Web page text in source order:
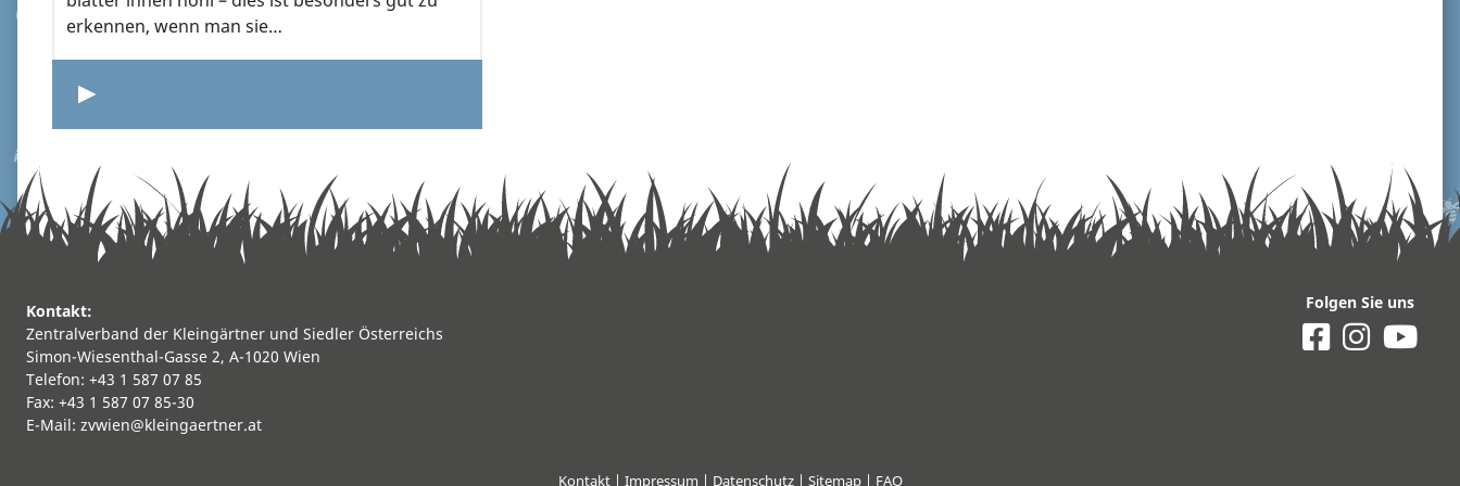
erkennen, wenn man sie…
Kontakt:
Zentralverband der Kleingärtner und Siedler Österreichs
Simon-Wiesenthal-Gasse 2, A-1020 Wien
Telefon: +43 1 587 07 85
Fax: +43 1 587 07 85-30
E-Mail: zvwien@kleingaertner.at
Folgen Sie uns
Kontakt| Impressum | Datenschutz| Sitemap| FAQ